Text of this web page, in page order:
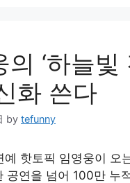
의 ‘하늘
화 쓴다
by tefunny
예 핫토픽 임영웅이 오
공연을 넘어 100만 누